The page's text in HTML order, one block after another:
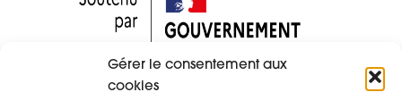
Gérer le consentement aux
cookies